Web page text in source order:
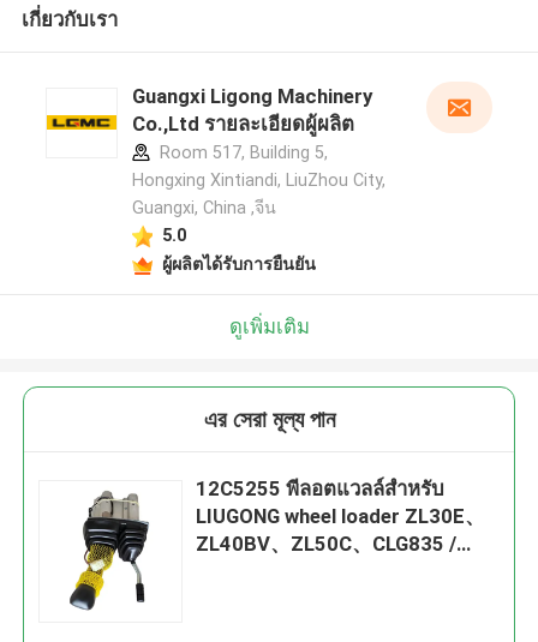
เกี่ยวกับเรา
Guangxi Ligong Machinery
Co.,Ltd รายละเอียดผู้ผลิต
Room 517, Building 5,
Hongxing Xintiandi, LiuZhou City,
Guangxi, China ,จีน
5.0
ผู้ผลิตได้รับการยืนยัน
ดูเพิ่มเติม
এর সেরা মূল্য পান
12C5255 พีลอตแวลล์สําหรับ
LIUGONG wheel loader ZL30E、
ZL40BV、ZL50C、CLG835 /